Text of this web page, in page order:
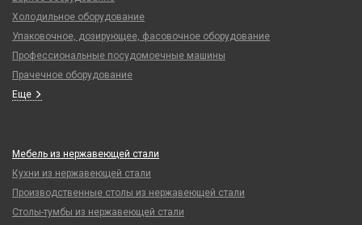
Холодильное оборудование
Упаковочное, дозирующее, фасовочное оборудование
Профессиональные посудомоечные машины
Прачечное оборудование
Еще
Мебель из нержавеющей стали
Кухни из нержавеющей стали
Производственные столы из нержавеющей стали
Столы-тумбы из нержавеющей стали